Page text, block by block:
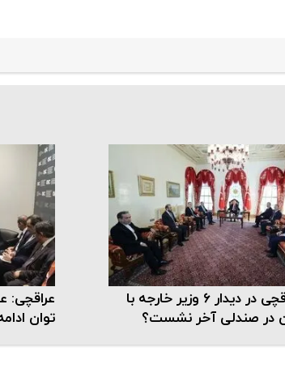
چرا عراقچی در دیدار ۶ وزیر خارجه با
در صندلی آخر نشست؟
عراقچی:
توان